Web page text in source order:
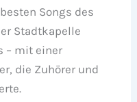
Songs des
Stadtkapelle
– mit einer
die Zuhörer und